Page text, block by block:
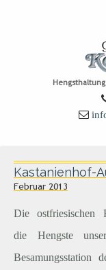
Hengsthaltung
Kastanienhof-
Februar 2013
Die ostfriesischen
die Hengste
Besamungsstation